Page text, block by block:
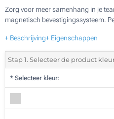
Zorg voor meer samenhang in je
magnetisch bevestigingssysteem.
+ Beschrijving+ Eigenschappen
Stap 1. Selecteer de product
* Selecteer kleur: